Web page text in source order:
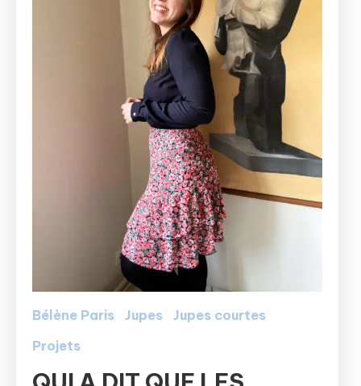
Bélène Paris Jupes
Jupes courtes
Projets